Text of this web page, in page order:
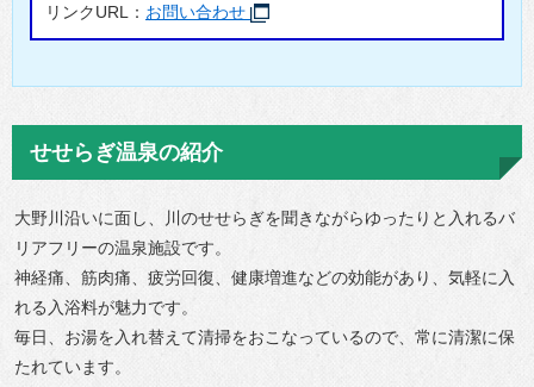
リンクURL： お問い合わせ
せせらぎ温泉の紹介
大野川沿いに面し、川のせせらぎを聞きながらゆったりと入れるバ
リアフリーの温泉施設です。
神経痛、筋肉痛、疲労回復、健康増進などの効能があり、気軽に入
れる入浴料が魅力です。
毎日、お湯を入れ替えて清掃をおこなっているので、常に清潔に保
たれています。